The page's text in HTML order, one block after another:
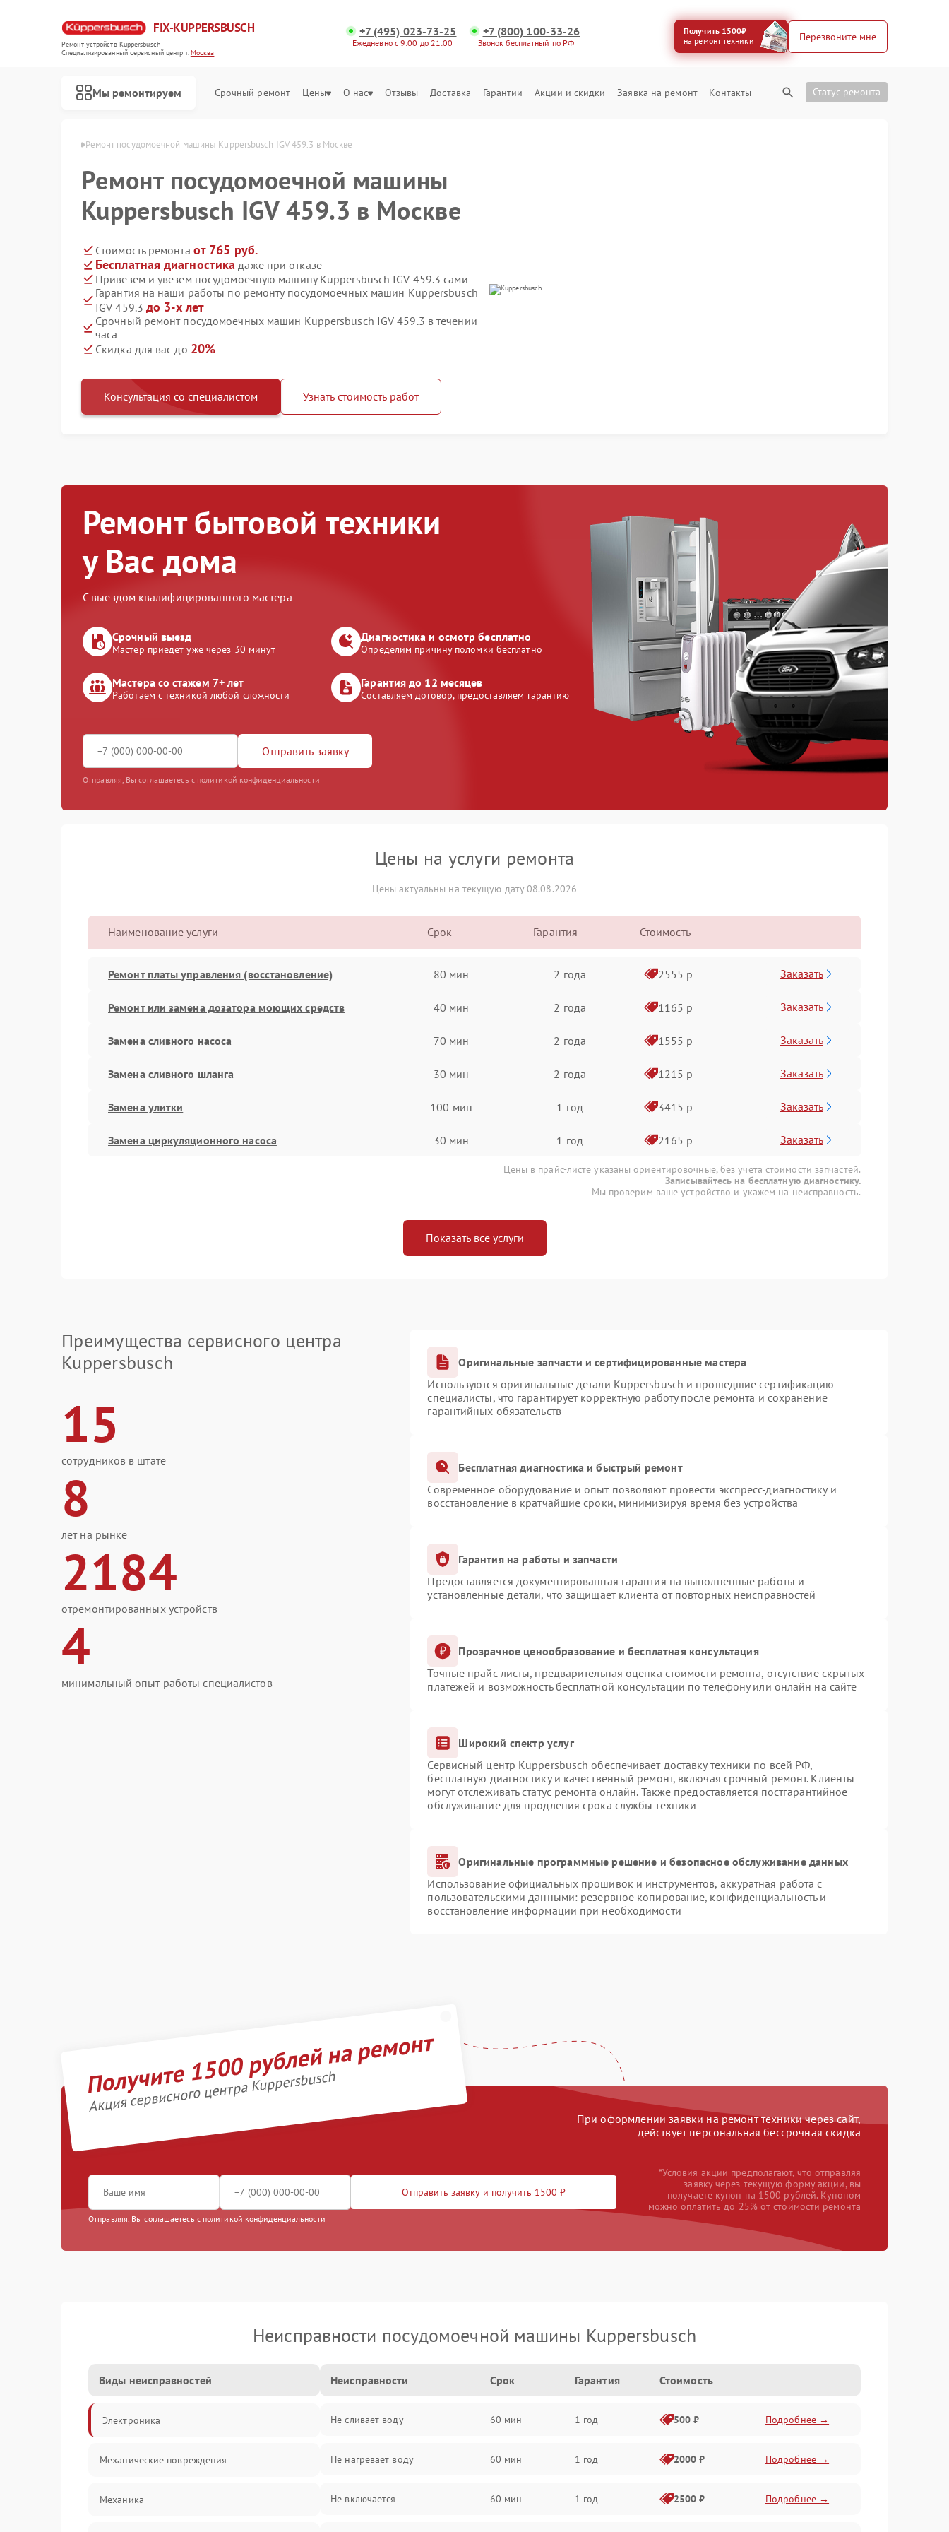
FIX-KUPPERSBUSCH
Ремонт устройств Kuppersbusch
Специализированный cервисный центр г.Москва
+7 (495) 023-73-25
Ежедневно с 9:00 до 21:00
+7 (800) 100-33-26
Звонок бесплатный по РФ
Получить 1500₽
на ремонт техники
Перезвоните мне
Мы ремонтируем Срочный ремонт Цены О нас Отзывы Доставка Гарантии Акции и скидки Заявка на ремонт Контакты Статус ремонта
Ремонт посудомоечной машины Kuppersbusch IGV 459.3 в Москве
Ремонт посудомоечной машины
Kuppersbusch IGV 459.3 в Москве
Стоимость ремонта от 765 руб.
Бесплатная диагностика даже при отказе
Привезем и увезем посудомоечную машину Kuppersbusch IGV 459.3 сами
Гарантия на наши работы по ремонту посудомоечных машин Kuppersbusch
IGV 459.3 до 3-х лет
Срочный ремонт посудомоечных машин Kuppersbusch IGV 459.3 в течении
часа
Скидка для вас до 20%
Консультация со специалистом Узнать стоимость работ
Ремонт бытовой техники
у Вас дома
С выездом квалифицированного мастера
Срочный выезд
Мастер приедет уже через 30 минут
Диагностика и осмотр бесплатно
Определим причину поломки бесплатно
Мастера со стажем 7+ лет
Работаем с техникой любой сложности
Гарантия до 12 месяцев
Составляем договор, предоставляем гарантию
Отправить заявку
Отправляя, Вы соглашаетесь с политикой конфиденциальности
Цены на услуги ремонта
Цены актуальны на текущую дату 08.08.2026
Наименование услуги Срок Гарантия Стоимость
Ремонт платы управления (восстановление) 80 мин 2 года 2555 р Заказать
Ремонт или замена дозатора моющих средств 40 мин 2 года 1165 р Заказать
Замена сливного насоса 70 мин 2 года 1555 р Заказать
Замена сливного шланга 30 мин 2 года 1215 р Заказать
Замена улитки 100 мин 1 год 3415 р Заказать
Замена циркуляционного насоса 30 мин 1 год 2165 р Заказать
Цены в прайс-листе указаны ориентировочные, без учета стоимости запчастей.
Записывайтесь на бесплатную диагностику.
Мы проверим ваше устройство и укажем на неисправность.
Показать все услуги
Преимущества сервисного центра
Kuppersbusch
15
сотрудников в штате
8
лет на рынке
2184
отремонтированных устройств
4
минимальный опыт работы специалистов
Оригинальные запчасти и сертифицированные мастера
Используются оригинальные детали Kuppersbusch и прошедшие сертификацию
специалисты, что гарантирует корректную работу после ремонта и сохранение
гарантийных обязательств
Бесплатная диагностика и быстрый ремонт
Современное оборудование и опыт позволяют провести экспресс-диагностику и
восстановление в кратчайшие сроки, минимизируя время без устройства
Гарантия на работы и запчасти
Предоставляется документированная гарантия на выполненные работы и
установленные детали, что защищает клиента от повторных неисправностей
Прозрачное ценообразование и бесплатная консультация
Точные прайс-листы, предварительная оценка стоимости ремонта, отсутствие скрытых
платежей и возможность бесплатной консультации по телефону или онлайн на сайте
Широкий спектр услуг
Сервисный центр Kuppersbusch обеспечивает доставку техники по всей РФ,
бесплатную диагностику и качественный ремонт, включая срочный ремонт. Клиенты
могут отслеживать статус ремонта онлайн. Также предоставляется постгарантийное
обслуживание для продления срока службы техники
Оригинальные программные решение и безопасное обслуживание данных
Использование официальных прошивок и инструментов, аккуратная работа с
пользовательскими данными: резервное копирование, конфиденциальность и
восстановление информации при необходимости
Получите 1500 рублей на ремонт
Акция сервисного центра Kuppersbusch
При оформлении заявки на ремонт техники через сайт,
действует персональная бессрочная скидка
Отправить заявку и получить 1500 ₽
Отправляя, Вы соглашаетесь с политикой конфиденциальности
*Условия акции предполагают, что отправляя
заявку через текущую форму акции, вы
получаете купон на 1500 рублей. Купоном
можно оплатить до 25% от стоимости ремонта
Неисправности посудомоечной машины Kuppersbusch
Виды неисправностей
Электроника
Механические повреждения
Механика
Неисправности Срок Гарантия Стоимость
Не сливает воду 60 мин 1 год 500 ₽ Подробнее →
Не нагревает воду 60 мин 1 год 2000 ₽ Подробнее →
Не включается 60 мин 1 год 2500 ₽ Подробнее →